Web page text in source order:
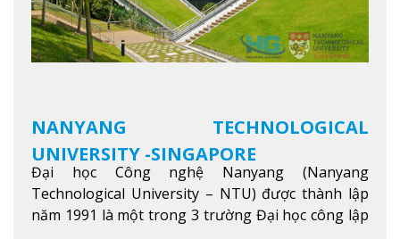
NANYANG TECHNOLOGICAL
UNIVERSITY -SINGAPORE
Đại học Công nghệ Nanyang (Nanyang
Technological University – NTU) được thành lập
năm 1991 là một trong 3 trường Đại học công lập